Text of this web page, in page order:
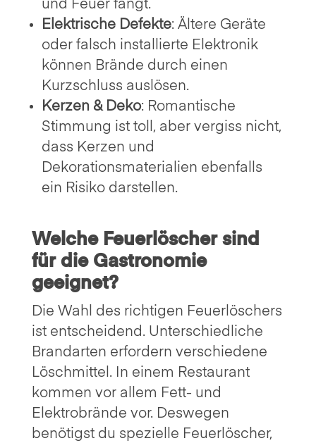
und Feuer fängt.
Elektrische Defekte: Ältere Geräte
oder falsch installierte Elektronik
können Brände durch einen
Kurzschluss auslösen.
Kerzen & Deko: Romantische
Stimmung ist toll, aber vergiss nicht,
dass Kerzen und
Dekorationsmaterialien ebenfalls
ein Risiko darstellen.
Welche Feuerlöscher sind
für die Gastronomie
geeignet?
Die Wahl des richtigen Feuerlöschers
ist entscheidend. Unterschiedliche
Brandarten erfordern verschiedene
Löschmittel. In einem Restaurant
kommen vor allem Fett- und
Elektrobrände vor. Deswegen
benötigst du spezielle Feuerlöscher,